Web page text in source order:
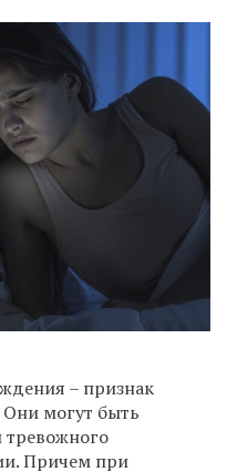
– признак
Они могут быть
тревожного
Причем при